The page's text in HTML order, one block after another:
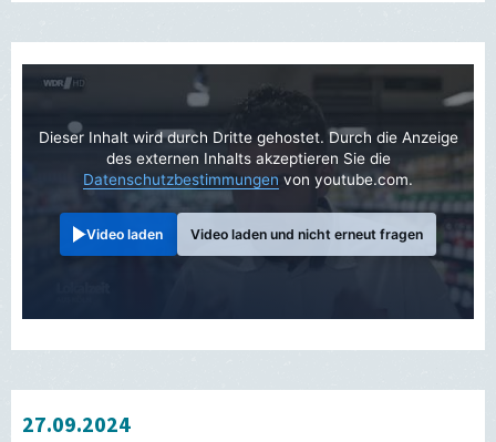
Dieser Inhalt wird durch Dritte gehostet. Durch die Anzeige
des externen Inhalts akzeptieren Sie die
Datenschutzbestimmungen von youtube.com.
Video laden Video laden und nicht erneut fragen
27.09.2024